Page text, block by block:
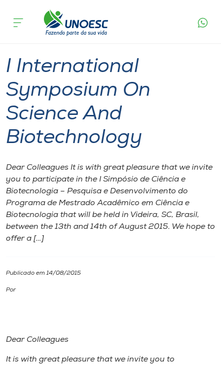
Cursos
Pesquisa
Atendimento ao Estudante
Portal de Ensino
A
Unoesc
Internacionalização
I.nova
Diplomados
Biblioteca
acontece
I International
Symposium On
Science And
Biotechnology
Dear Colleagues It is with great pleasure that we invite
you to participate in the I Simpósio de Ciência e
Biotecnologia – Pesquisa e Desenvolvimento do
Programa de Mestrado Acadêmico em Ciência e
Biotecnologia that will be held in Videira, SC, Brasil,
between the 13th and 14th of August 2015. We hope to
offer a […]
Publicado em 14/08/2015
Por
Dear Colleagues
It is with great pleasure that we invite you to